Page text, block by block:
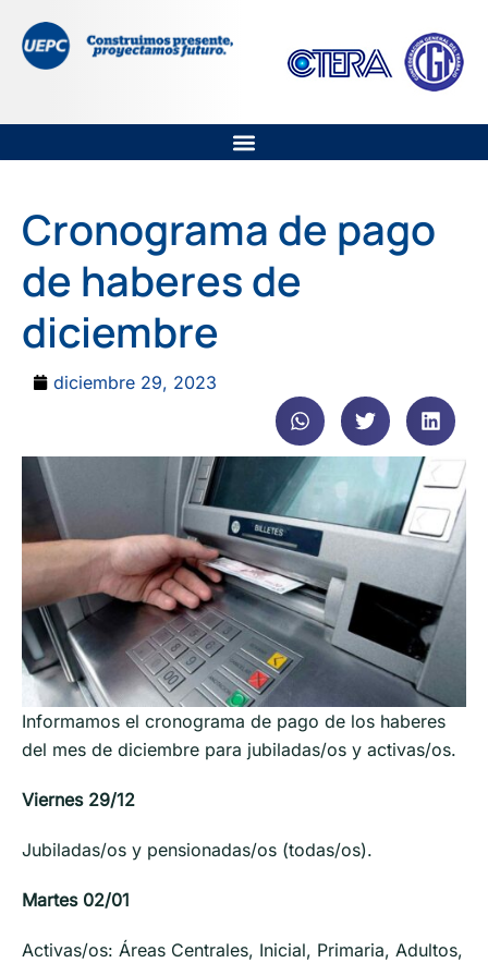
Cronograma de pago
de haberes de
diciembre
diciembre 29, 2023
Informamos el cronograma de pago de los haberes
del mes de diciembre para jubiladas/os y activas/os.
Viernes 29/12
Jubiladas/os y pensionadas/os (todas/os).
Martes 02/01
Activas/os: Áreas Centrales, Inicial, Primaria, Adultos,